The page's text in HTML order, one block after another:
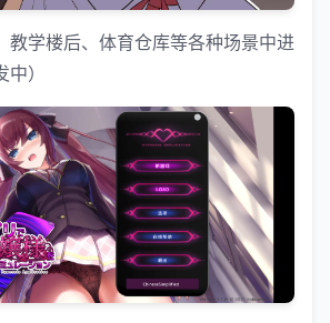
教学楼后、体育仓库等各种场景中进
）